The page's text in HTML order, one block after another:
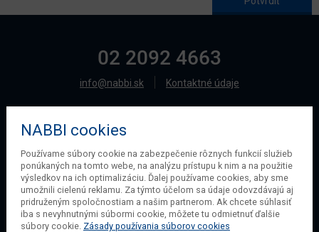
02 2092 4663
info@nabbi.sk Kontaktné údaje
O SPOLOČNOSTI
O našej spoločnosti
Obchodné podmienky
Ochrana osobných údajov
Blog
NABBI cookies
Používame súbory cookie na zabezpečenie rôznych funkcií služieb
ponúkaných na tomto webe, na analýzu prístupu k nim a na použitie
výsledkov na ich optimalizáciu. Ďalej používame cookies, aby sme
umožnili cielenú reklamu. Za týmto účelom sa údaje odovzdávajú aj
pridruženým spoločnostiam a našim partnerom. Ak chcete súhlasiť
iba s nevyhnutnými súbormi cookie, môžete tu odmietnuť ďalšie
súbory cookie. Zásady používania súborov cookies